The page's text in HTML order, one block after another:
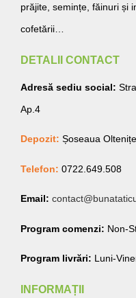
prăjite, semințe, făinuri și
cofetării…
DETALII CONTACT
Adresă sediu social:
Ap.4
Depozit: Șoseaua
Telefon: 0722.649.508
Email:
Program comenzi: Non-
Program livrări: Luni-
INFORMAȚII